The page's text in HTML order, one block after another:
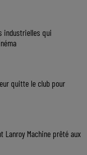
industrielles qui
quitte le club pour
Lanroy Machine prêté aux